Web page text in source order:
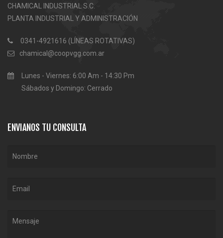
CHAMICAL INDUSTRIAL S.C.
PLANTA INDUSTRIAL Y ADMINISTRACIÓN
0341-4921616 (LÍNEAS ROTATIVAS)
chamical@coopvgg.com.ar
Lunes - Viernes: 6:00 Am - 14:30 Pm
Sábados y Domingo: Cerrado
ENVIANOS TU CONSULTA